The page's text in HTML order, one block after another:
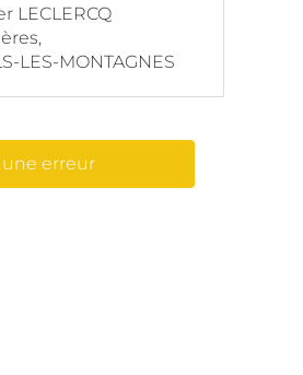
LECLERCQ
LES-MONTAGNES
erreur